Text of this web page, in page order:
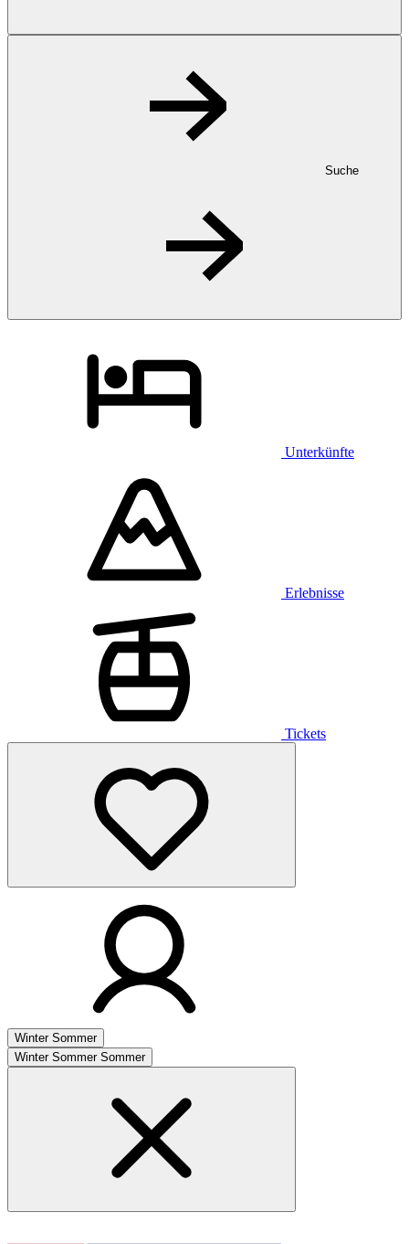
Suche
Unterkünfte
Erlebnisse
Tickets
Winter Sommer
Winter Sommer Sommer